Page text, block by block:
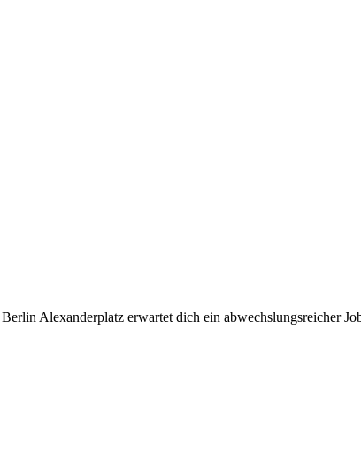
Alexanderplatz erwartet dich ein abwechslungsreicher